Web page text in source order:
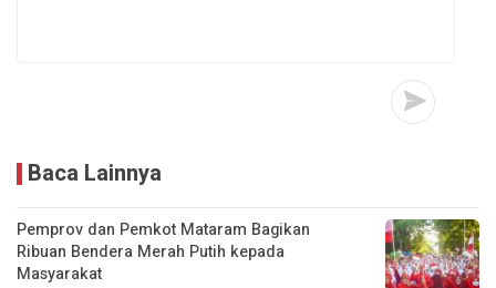
Baca Lainnya
Pemprov dan Pemkot Mataram Bagikan
Ribuan Bendera Merah Putih kepada
Masyarakat